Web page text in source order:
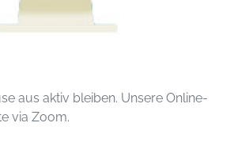
aus aktiv bleiben. Unsere Online-
via Zoom.